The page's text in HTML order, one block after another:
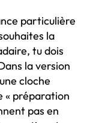
particulière
la
tu dois
la version
cloche
« préparation
pas en